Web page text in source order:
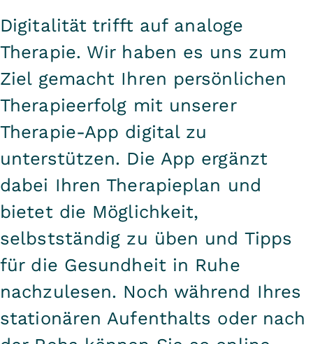
Digitalität trifft auf analoge
Therapie. Wir haben es uns zum
Ziel gemacht Ihren persönlichen
Therapieerfolg mit unserer
Therapie-App digital zu
unterstützen. Die App ergänzt
dabei Ihren Therapieplan und
bietet die Möglichkeit,
selbstständig zu üben und Tipps
für die Gesundheit in Ruhe
nachzulesen. Noch während Ihres
stationären Aufenthalts oder nach